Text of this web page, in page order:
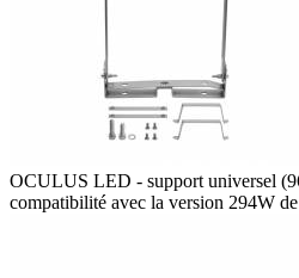
OCULUS LED - support universel
compatibilité avec la version 294W